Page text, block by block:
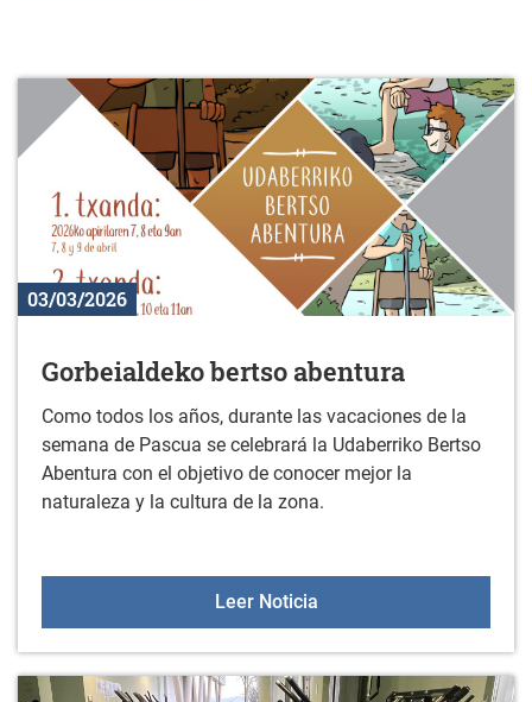
03/03/2026
Gorbeialdeko bertso abentura
Como todos los años, durante las vacaciones de la
semana de Pascua se celebrará la Udaberriko Bertso
Abentura con el objetivo de conocer mejor la
naturaleza y la cultura de la zona.
Leer NoticiaGorbeialdeko bertso